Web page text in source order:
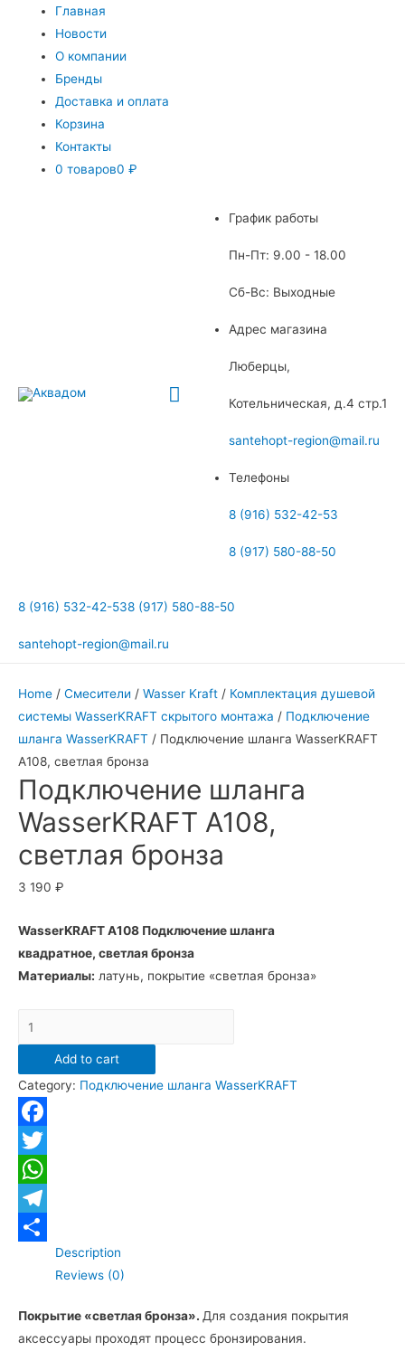
Главная
Новости
О компании
Бренды
Доставка и оплата
Корзина
Контакты
0 товаров0 ₽
Главное
График работы
Пн-Пт: 9.00 - 18.00
Сб-Вс: Выходные
Адрес магазина
Люберцы,
Котельническая, д.4 стр.1
santehopt-region@mail.ru
Телефоны
8 (916) 532-42-53
8 (917) 580-88-50
8 (916) 532-42-538 (917) 580-88-50
santehopt-region@mail.ru
Home / Смесители / Wasser Kraft / Комплектация душевой
системы WasserKRAFT скрытого монтажа / Подключение
шланга WasserKRAFT / Подключение шланга WasserKRAFT
A108, светлая бронза
Подключение шланга
WasserKRAFT A108,
светлая бронза
3 190 ₽
WasserKRAFT A108 Подключение шланга
квадратное, светлая бронза
Материалы: латунь, покрытие «светлая бронза»
Подключение
шланга
WasserKRAFT
A108,
светлая
бронза
quantity
Add to cart
Category: Подключение шланга WasserKRAFT
Facebook
Twitter
WhatsApp
Telegram
ОтправитьDescription
Reviews (0)
Покрытие «светлая бронза». Для создания покрытия
аксессуары проходят процесс бронзирования.